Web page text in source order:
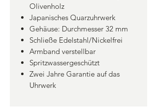
Olivenholz
Japanisches Quarzuhrwerk
Gehäuse: Durchmesser 32 mm
Schließe Edelstahl/Nickelfrei
Armband verstellbar
Spritzwassergeschützt
Zwei Jahre Garantie auf das
Uhrwerk